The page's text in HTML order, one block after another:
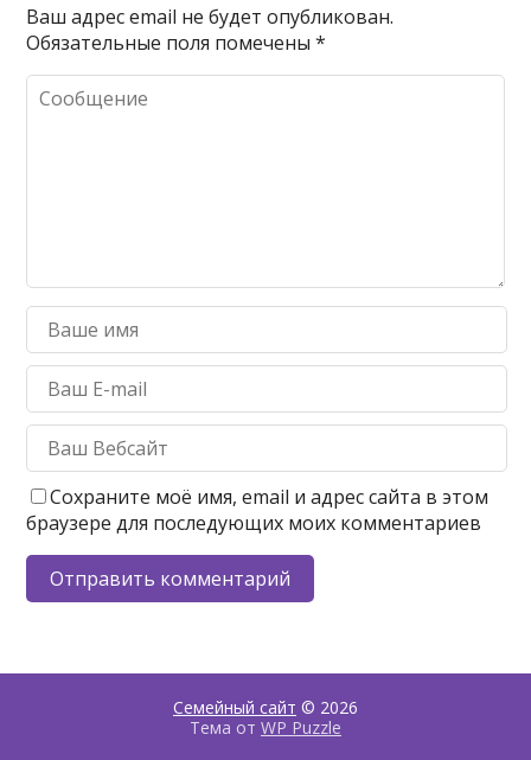
Ваш адрес email не будет опубликован.
Обязательные поля помечены*
Сохраните моё имя, email и адрес сайта в этом
браузере для последующих моих комментариев
Семейный сайт © 2026
Тема от WP Puzzle